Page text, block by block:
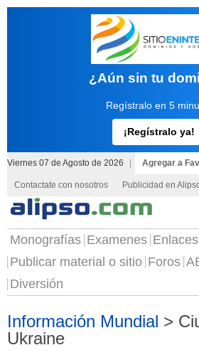
¿Aún sin tu
Regístralo en 5
¡Regístralo ya!
Viernes 07 de Agosto de 2026 Agregar a
Contactate con nosotros Publicidad en
Monografías Examenes Enlaces
Publicar material o sitio Foros
Diversión
Información Mundial >
Ukraine